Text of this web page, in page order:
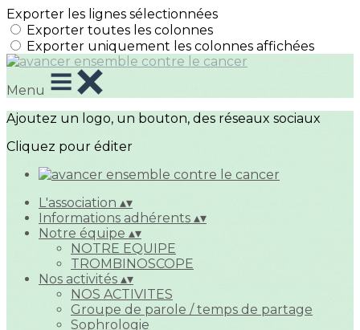
Exporter les lignes sélectionnées
Exporter toutes les colonnes
Exporter uniquement les colonnes affichées
Menu
Ajoutez un logo, un bouton, des réseaux sociaux
Cliquez pour éditer
L'association ▴▾
Informations adhérents ▴▾
Notre équipe ▴▾
NOTRE EQUIPE
TROMBINOSCOPE
Nos activités ▴▾
NOS ACTIVITES
Groupe de parole / temps de partage
Sophrologie